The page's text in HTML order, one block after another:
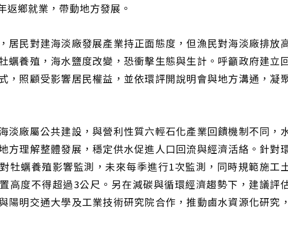
返鄉就業，帶動地方發展。
居民對建海淡廠發展產業持正面態度，但漁民對海淡廠排放
蠣養殖，海水鹽度改變，恐衝擊生態與生計。呼籲政府建立
，照顧受影響居民權益，並依環評開說明會與地方溝通，凝
淡廠屬公共建設，與營利性質六輕石化產業回饋機制不同，
方理解整體發展，穩定供水促進人口回流與經濟活絡。針對
牡蠣養殖影響監測，未來每季進行1次監測，同時規範施工
高度不得超過3公尺。另在減碳與循環經濟趨勢下，建議評
陽明交通大學及工業技術研究院合作，推動鹵水資源化研究